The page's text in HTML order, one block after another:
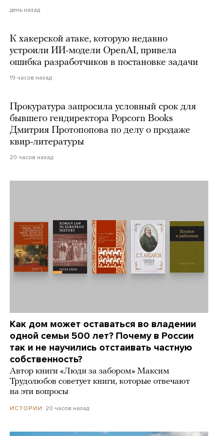
день назад
К хакерской атаке, которую недавно
устроили ИИ-модели OpenAI, привела
ошибка разработчиков в постановке задачи
19 часов назад
Прокуратура запросила условный срок для
бывшего гендиректора Popcorn Books
Дмитрия Протопопова по делу о продаже
квир-литературы
20 часов назад
Как дом может оставаться во владении
одной семьи 500 лет? Почему в России
так и не научились отстаивать частную
собственность?
Автор книги «Люди за забором» Максим
Трудолюбов советует книги, которые отвечают
на эти вопросы
ИСТОРИИ 20 часов назад